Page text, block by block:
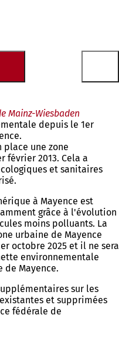
Mainz-Wiesbaden
depuis le 1er
place une zone
février 2013. Cela a
et sanitaires
à Mayence est
grâce à l'évolution
moins polluants. La
urbaine de Mayence
octobre 2025 et il ne sera
environnementale
de Mayence.
sur les
et supprimées
fédérale de